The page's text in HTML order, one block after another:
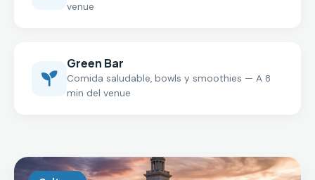
venue
Green Bar
Comida saludable, bowls y smoothies — A 8
min del venue